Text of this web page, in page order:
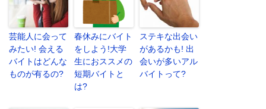
芸能人に会って
みたい! 会える
バイトはどんな
ものが有るの?
春休みにバイト
をしよう!大学
生におススメの
短期バイトと
は?
ステキな出会い
があるかも! 出
会いが多いアル
バイトって?